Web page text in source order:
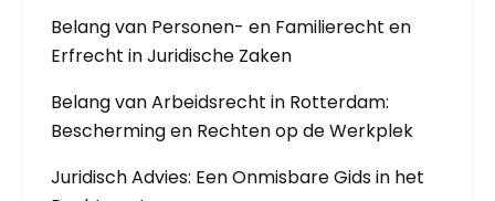
Belang van Personen- en Familierecht en
Erfrecht in Juridische Zaken
Belang van Arbeidsrecht in Rotterdam:
Bescherming en Rechten op de Werkplek
Juridisch Advies: Een Onmisbare Gids in het